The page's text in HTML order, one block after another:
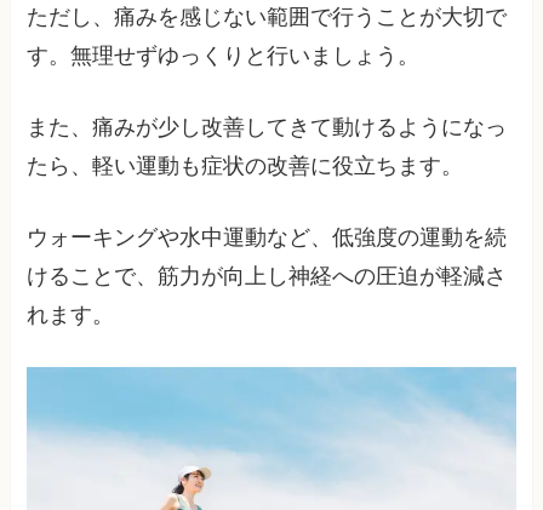
ただし、痛みを感じない範囲で行うことが大切で
す。無理せずゆっくりと行いましょう。
また、痛みが少し改善してきて動けるようになっ
たら、軽い運動も症状の改善に役立ちます。
ウォーキングや水中運動など、低強度の運動を続
けることで、筋力が向上し神経への圧迫が軽減さ
れます。